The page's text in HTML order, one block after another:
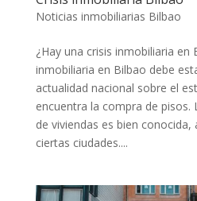
Noticias inmobiliarias Bilbao
¿Hay una crisis inmobiliaria en
inmobiliaria en Bilbao debe
actualidad nacional sobre el
encuentra la compra de pisos.
de viviendas es bien
ciertas ciudades....